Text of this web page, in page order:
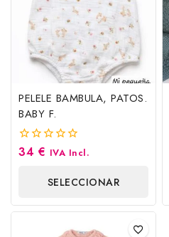
PELELE BAMBULA, PATOS.
BABY F.
0
34 € IVA Incl.
SELECCIONAR
OPCIONES